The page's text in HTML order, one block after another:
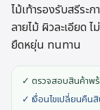
was:
3,200 บาท.
is:
ไม้เท้ารองรับสรีระ
ลายไม้ ผิวละเอียด
ยืดหยุ่น ทนทาน
✓ ตรวจสอบสินค้าพ
✓ เงื่อนไขเปลี่ยนคืน